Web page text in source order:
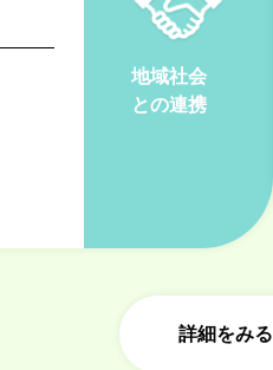
地域社会
との連携
詳細をみる